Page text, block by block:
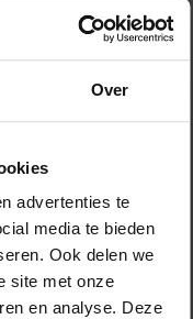
Over
advertenties te
media te bieden
Ook delen we
site met onze
en analyse. Deze